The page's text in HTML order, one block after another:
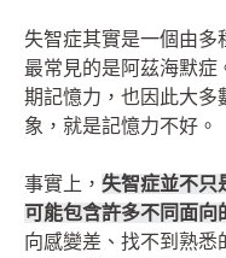
失智症其實是一個由多
最常見的是阿茲海默症
期記憶力，也因此大多
象，就是記憶力不好。
事實上， 失智症並不只
可能包含許多不同面向
向感變差、找不到熟悉